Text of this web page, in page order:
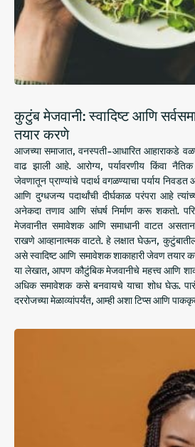
कुटुंब मेजवानी: स्वादिष्ट आणि
तयार करणे
आजच्या समाजात, वनस्पती-आधारित आहाराकडे
वाढ झाली आहे. आरोग्य, पर्यावरणीय किंवा
जेवणातून प्राण्यांचे पदार्थ वगळण्याचा पर्याय
आणि दुग्धजन्य पदार्थांची दीर्घकाळ परंपरा आहे
अनेकदा तणाव आणि संघर्ष निर्माण करू शकतो.
मेजवानीत समावेशक आणि समाधानी वाटत
राखणे आव्हानात्मक वाटते. हे लक्षात घेऊन,
असे स्वादिष्ट आणि समावेशक शाकाहारी जेवण तयार
या लेखात, आपण कौटुंबिक मेजवानीचे महत्त्व आणि
अधिक समावेशक कसे बनवायचे याचा शोध घेऊ.
दररोजच्या मेळाव्यांपर्यंत, आम्ही अशा टिप्स आणि